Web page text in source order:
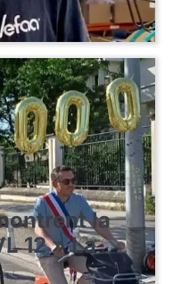
la
12 » La